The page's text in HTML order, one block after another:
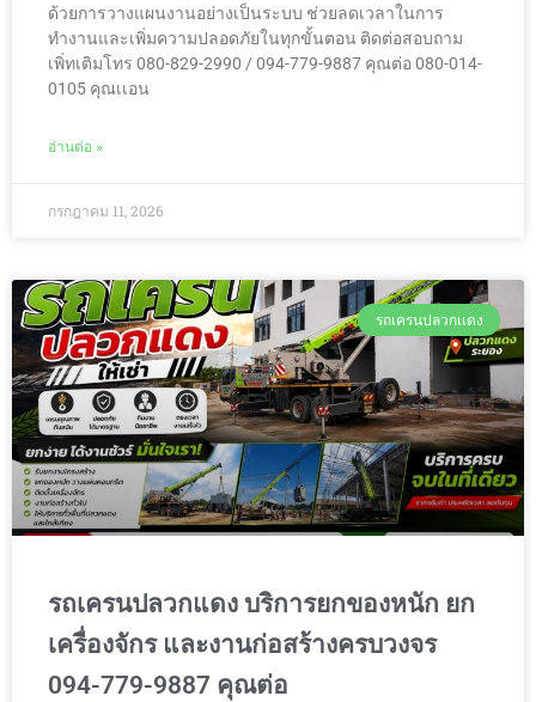
ด้วยการวางแผนงานอย่างเป็นระบบ ช่วยลดเวลาในการ
ทำงานและเพิ่มความปลอดภัยในทุกขั้นตอน ติดต่อสอบถาม
เพิ่ทเติมโทร 080-829-2990 / 094-779-9887 คุณต่อ 080-014-
0105 คุณเเอน
อ่านต่อ »
กรกฎาคม 11, 2026
รถเครนปลวกเเดง
รถเครนปลวกแดง บริการยกของหนัก ยก
เครื่องจักร และงานก่อสร้างครบวงจร
094-779-9887 คุณต่อ